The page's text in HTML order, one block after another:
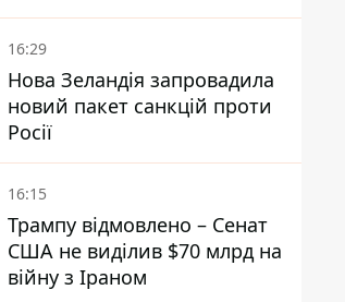
Господарського суду
16:29
Нова Зеландія запровадила
новий пакет санкцій проти
Росії
16:15
Трампу відмовлено – Сенат
США не виділив $70 млрд на
війну з Іраном